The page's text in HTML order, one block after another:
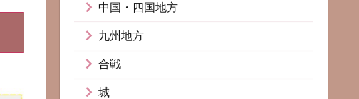
中国・四国地方
九州地方
合戦
城